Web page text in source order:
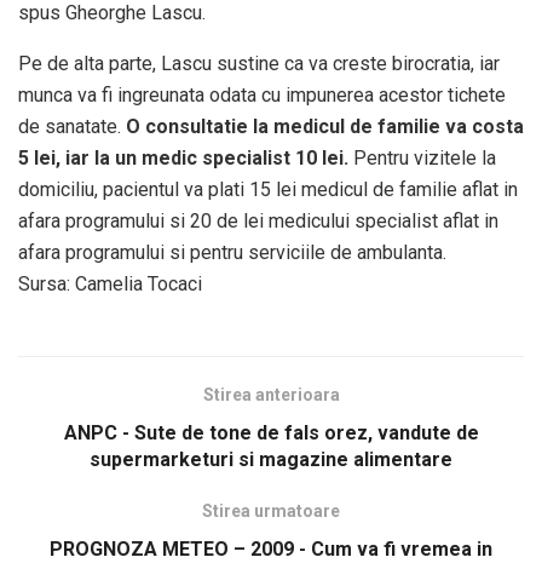
spus Gheorghe Lascu.
Pe de alta parte, Lascu sustine ca va creste birocratia, iar
munca va fi ingreunata odata cu impunerea acestor tichete
de sanatate. O consultatie la medicul de familie va costa
5 lei, iar la un medic specialist 10 lei. Pentru vizitele la
domiciliu, pacientul va plati 15 lei medicul de familie aflat in
afara programului si 20 de lei medicului specialist aflat in
afara programului si pentru serviciile de ambulanta.
Sursa: Camelia Tocaci
Stirea anterioara
ANPC - Sute de tone de fals orez, vandute de
supermarketuri si magazine alimentare
Stirea urmatoare
PROGNOZA METEO – 2009 - Cum va fi vremea in